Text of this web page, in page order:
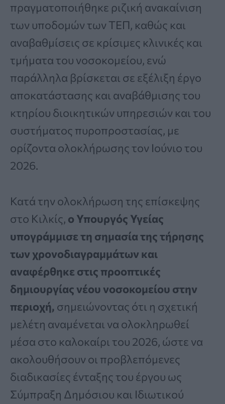
πραγματοποιήθηκε ριζική ανακαίνιση
των υποδομών των ΤΕΠ, καθώς και
αναβαθμίσεις σε κρίσιμες κλινικές και
τμήματα του νοσοκομείου, ενώ
παράλληλα βρίσκεται σε εξέλιξη έργο
αποκατάστασης και αναβάθμισης του
κτηρίου διοικητικών υπηρεσιών και του
συστήματος πυροπροστασίας, με
ορίζοντα ολοκλήρωσης τον Ιούνιο του
2026.
Κατά την ολοκλήρωση της επίσκεψης
στο Κιλκίς, ο Υπουργός Υγείας
υπογράμμισε τη σημασία της τήρησης
των χρονοδιαγραμμάτων και
αναφέρθηκε στις προοπτικές
δημιουργίας νέου νοσοκομείου στην
περιοχή, σημειώνοντας ότι η σχετική
μελέτη αναμένεται να ολοκληρωθεί
μέσα στο καλοκαίρι του 2026, ώστε να
ακολουθήσουν οι προβλεπόμενες
διαδικασίες ένταξης του έργου ως
Σύμπραξη Δημόσιου και Ιδιωτικού